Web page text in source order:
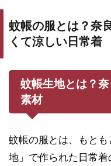
蚊帳の服とは？奈
くて涼しい日常着
蚊帳生地とは？
素材
蚊帳の服とは、もと
地」で作られた日常